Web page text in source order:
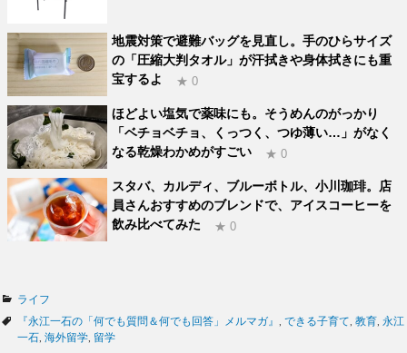
地震対策で避難バッグを見直し。手のひらサイズ
の「圧縮大判タオル」が汗拭きや身体拭きにも重
宝するよ
★ 0
ほどよい塩気で薬味にも。そうめんのがっかり
「ベチョベチョ、くっつく、つゆ薄い…」がなく
なる乾燥わかめがすごい
★ 0
スタバ、カルディ、ブルーボトル、小川珈琲。店
員さんおすすめのブレンドで、アイスコーヒーを
飲み比べてみた
★ 0
カ
テ
ライフ
タ
グ
『永江一石の「何でも質問＆何でも回答」メルマガ』 できる子育て 教育 永江
一石 海外留学 留学